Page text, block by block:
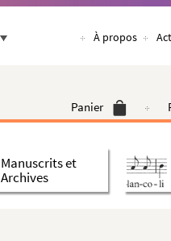
À propos
Panier
Manuscrits et
Archives